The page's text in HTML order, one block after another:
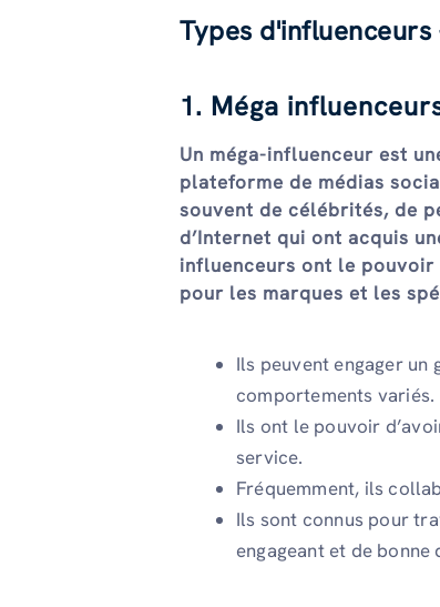
Types d'influenceurs
1. Méga
Un méga-influenceur est
plateforme de médias
souvent de célébrités, de
d’Internet qui ont acquis
influenceurs ont le
pour les marques et les
Ils peuvent engager
comportements variés.
Ils ont le pouvoir
service.
Fréquemment, ils
Ils sont connus pour
engageant et de bonne